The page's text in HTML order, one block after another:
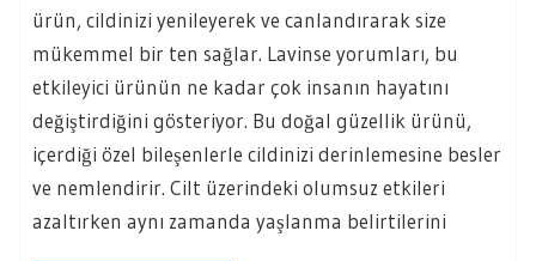
ürün, cildinizi yenileyerek ve canlandırarak size
mükemmel bir ten sağlar. Lavinse yorumları, bu
etkileyici ürünün ne kadar çok insanın hayatını
değiştirdiğini gösteriyor. Bu doğal güzellik ürünü,
içerdiği özel bileşenlerle cildinizi derinlemesine besler
ve nemlendirir. Cilt üzerindeki olumsuz etkileri
azaltırken aynı zamanda yaşlanma belirtilerini